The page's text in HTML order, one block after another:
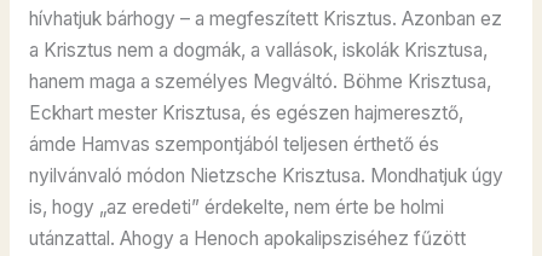
hívhatjuk bárhogy – a megfeszített Krisztus. Azonban ez
a Krisztus nem a dogmák, a vallások, iskolák Krisztusa,
hanem maga a személyes Megváltó. Böhme Krisztusa,
Eckhart mester Krisztusa, és egészen hajmeresztő,
ámde Hamvas szempontjából teljesen érthető és
nyilvánvaló módon Nietzsche Krisztusa. Mondhatjuk úgy
is, hogy „az eredeti” érdekelte, nem érte be holmi
utánzattal. Ahogy a Henoch apokalipsziséhez fűzött